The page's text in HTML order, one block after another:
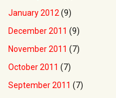
January 2012 (9)
December 2011 (9)
November 2011 (7)
October 2011 (7)
September 2011 (7)